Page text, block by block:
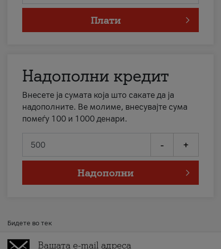
Плати
Надополни кредит
Внесете ја сумата која што сакате да ја
надополните. Ве молиме, внесувајте сума
помеѓу 100 и 1000 денари.
- +
Надополни
Бидете во тек